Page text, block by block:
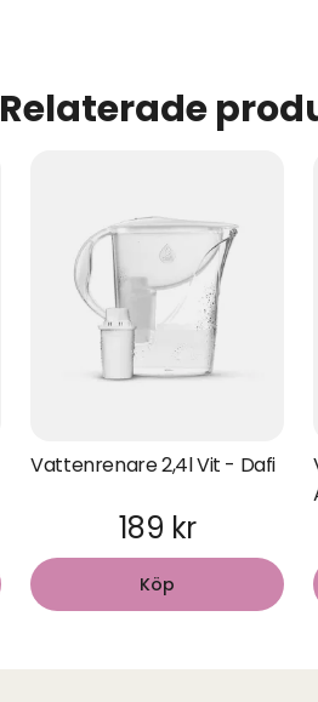
Relaterade
Vattenrenare 2,4l Vit - Dafi
189 kr
Köp